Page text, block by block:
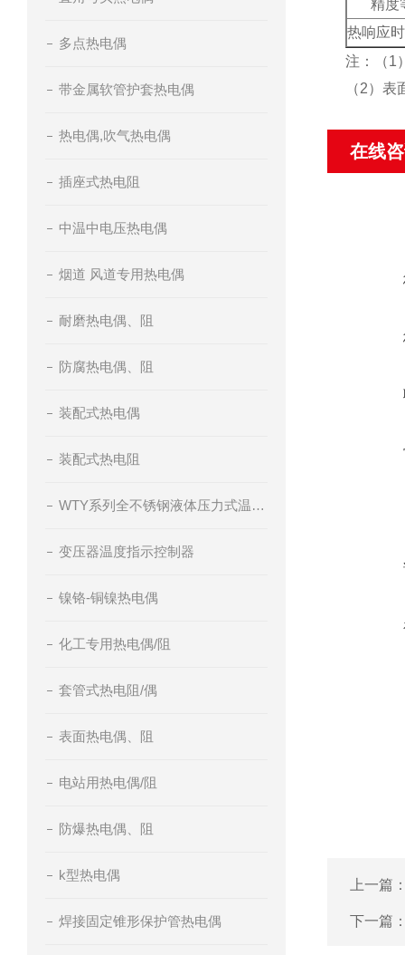
多点热电偶
带金属软管护套热电偶
热电偶,吹气热电偶
插座式热电阻
中温中电压热电偶
烟道 风道专用热电偶
耐磨热电偶、阻
防腐热电偶、阻
装配式热电偶
装配式热电阻
WTY系列全不锈钢液体压力式温度计
变压器温度指示控制器
镍铬-铜镍热电偶
化工专用热电偶/阻
套管式热电阻/偶
表面热电偶、阻
电站用热电偶/阻
防爆热电偶、阻
k型热电偶
焊接固定锥形保护管热电偶
精度
热响应
注：（1
（2）
在线
上一篇
下一篇